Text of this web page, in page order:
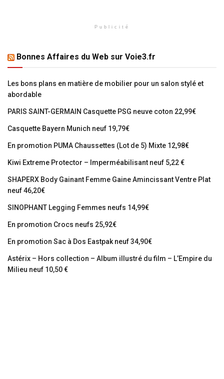
Publicité
Bonnes Affaires du Web sur Voie3.fr
Les bons plans en matière de mobilier pour un salon stylé et
abordable
PARIS SAINT-GERMAIN Casquette PSG neuve coton 22,99€
Casquette Bayern Munich neuf 19,79€
En promotion PUMA Chaussettes (Lot de 5) Mixte 12,98€
Kiwi Extreme Protector – Imperméabilisant neuf 5,22 €
SHAPERX Body Gainant Femme Gaine Amincissant Ventre Plat
neuf 46,20€
SINOPHANT Legging Femmes neufs 14,99€
En promotion Crocs neufs 25,92€
En promotion Sac à Dos Eastpak neuf 34,90€
Astérix – Hors collection – Album illustré du film – L’Empire du
Milieu neuf 10,50 €